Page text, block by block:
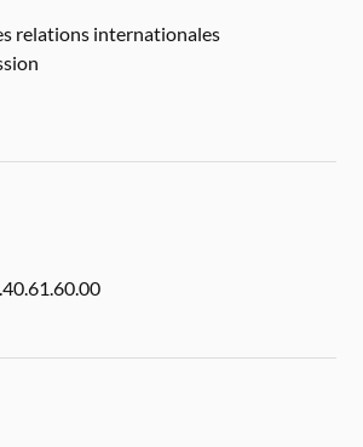
relations internationales